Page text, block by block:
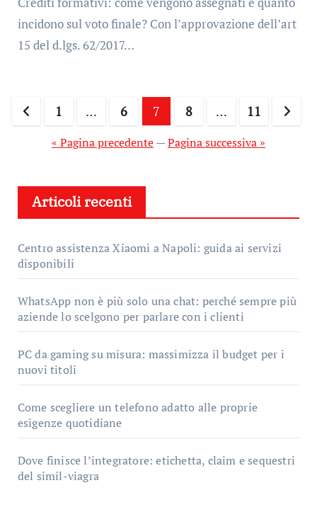
incidono sul voto finale? Con l’approvazione dell’art
15 del d.lgs. 62/2017…
Paginazione
degli
1 … 6 7 8 … 11
« Pagina precedente—Pagina successiva »
Articoli recenti
Centro assistenza Xiaomi a Napoli: guida ai servizi
disponibili
WhatsApp non è più solo una chat: perché sempre più
aziende lo scelgono per parlare con i clienti
PC da gaming su misura: massimizza il budget per i
nuovi titoli
Come scegliere un telefono adatto alle proprie
esigenze quotidiane
Dove finisce l’integratore: etichetta, claim e sequestri
del simil-viagra